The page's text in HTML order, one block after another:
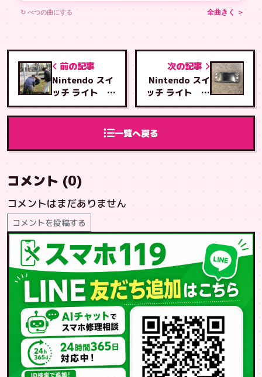
↻ べつの曲にする 全曲きく ＞
前の記事
Nintendo スイ
ッチ ライト 液
晶交換修理
一覧へ戻る
次の記事
Nintendo スイ
ッチ ライト 液
晶交換修理
コメント (0)
コメントはまだありません
コメントを投稿する